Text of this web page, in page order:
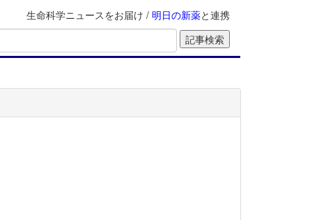
生命科学ニュースをお届け / 明日の新薬と連携